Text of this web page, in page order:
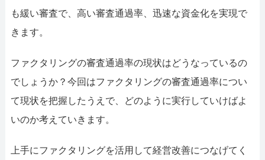
052-414-4107
ファクタリングで即日資金調達
も緩い審査で、高い審査通過率、迅速な資金化を実現で
きます。
ファクタリングの審査通過率の現状はどうなっているの
でしょうか？今回はファクタリングの審査通過率につい
て現状を把握したうえで、どのように実行していけばよ
いのか考えていきます。
上手にファクタリングを活用して経営改善につなげてく